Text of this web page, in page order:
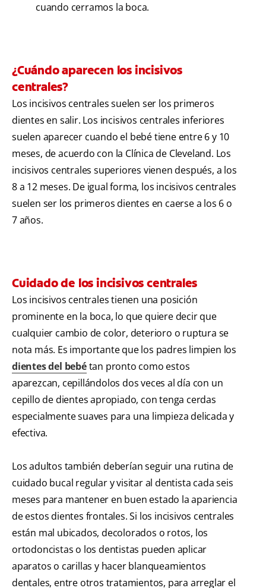
cuando cerramos la boca.
¿Cuándo aparecen los incisivos
centrales?
Los incisivos centrales suelen ser los primeros
dientes en salir. Los incisivos centrales inferiores
suelen aparecer cuando el bebé tiene entre 6 y 10
meses, de acuerdo con la Clínica de Cleveland. Los
incisivos centrales superiores vienen después, a los
8 a 12 meses. De igual forma, los incisivos centrales
suelen ser los primeros dientes en caerse a los 6 o
7 años.
Cuidado de los incisivos centrales
Los incisivos centrales tienen una posición
prominente en la boca, lo que quiere decir que
cualquier cambio de color, deterioro o ruptura se
nota más. Es importante que los padres limpien los
dientes del bebétan pronto como estos
aparezcan, cepillándolos dos veces al día con un
cepillo de dientes apropiado, con tenga cerdas
especialmente suaves para una limpieza delicada y
efectiva.
Los adultos también deberían seguir una rutina de
cuidado bucal regular y visitar al dentista cada seis
meses para mantener en buen estado la apariencia
de estos dientes frontales. Si los incisivos centrales
están mal ubicados, decolorados o rotos, los
ortodoncistas o los dentistas pueden aplicar
aparatos o carillas y hacer blanqueamientos
dentales, entre otros tratamientos, para arreglar el